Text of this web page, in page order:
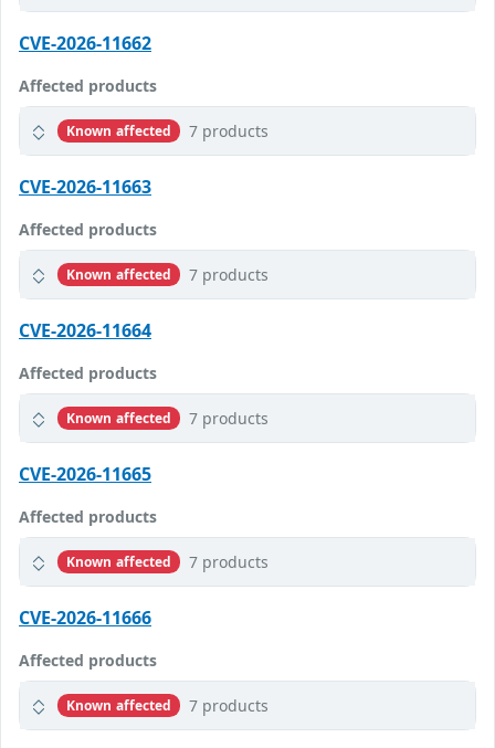
CVE-2026-11662
Affected products
Known affected 7 products
CVE-2026-11663
Affected products
Known affected 7 products
CVE-2026-11664
Affected products
Known affected 7 products
CVE-2026-11665
Affected products
Known affected 7 products
CVE-2026-11666
Affected products
Known affected 7 products